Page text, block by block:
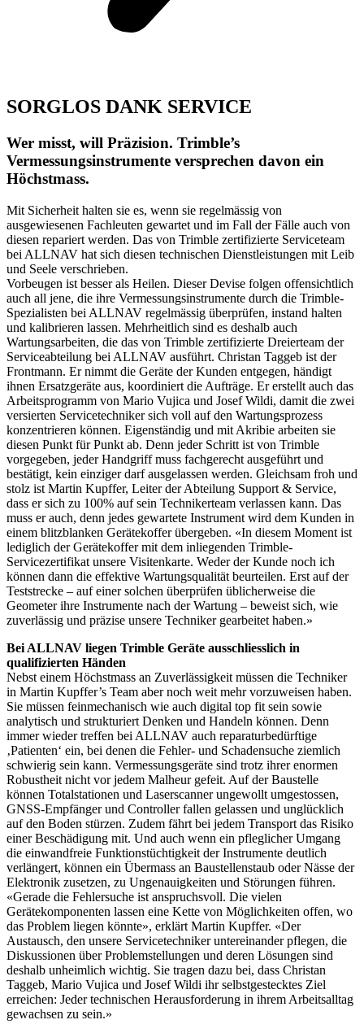
SORGLOS DANK SERVICE
Wer misst, will Präzision. Trimble’s
Vermessungsinstrumente versprechen davon ein
Höchstmass.
Mit Sicherheit halten sie es, wenn sie regelmässig von
ausgewiesenen Fachleuten gewartet und im Fall der Fälle auch von
diesen repariert werden. Das von Trimble zertifizierte Serviceteam
bei ALLNAV hat sich diesen technischen Dienstleistungen mit Leib
und Seele verschrieben.
Vorbeugen ist besser als Heilen. Dieser Devise folgen offensichtlich
auch all jene, die ihre Vermessungsinstrumente durch die Trimble-
Spezialisten bei ALLNAV regelmässig überprüfen, instand halten
und kalibrieren lassen. Mehrheitlich sind es deshalb auch
Wartungsarbeiten, die das von Trimble zertifizierte Dreierteam der
Serviceabteilung bei ALLNAV ausführt. Christan Taggeb ist der
Frontmann. Er nimmt die Geräte der Kunden entgegen, händigt
ihnen Ersatzgeräte aus, koordiniert die Aufträge. Er erstellt auch das
Arbeitsprogramm von Mario Vujica und Josef Wildi, damit die zwei
versierten Servicetechniker sich voll auf den Wartungsprozess
konzentrieren können. Eigenständig und mit Akribie arbeiten sie
diesen Punkt für Punkt ab. Denn jeder Schritt ist von Trimble
vorgegeben, jeder Handgriff muss fachgerecht ausgeführt und
bestätigt, kein einziger darf ausgelassen werden. Gleichsam froh und
stolz ist Martin Kupffer, Leiter der Abteilung Support & Service,
dass er sich zu 100% auf sein Technikerteam verlassen kann. Das
muss er auch, denn jedes gewartete Instrument wird dem Kunden in
einem blitzblanken Gerätekoffer übergeben. «In diesem Moment ist
lediglich der Gerätekoffer mit dem inliegenden Trimble-
Servicezertifikat unsere Visitenkarte. Weder der Kunde noch ich
können dann die effektive Wartungsqualität beurteilen. Erst auf der
Teststrecke – auf einer solchen überprüfen üblicherweise die
Geometer ihre Instrumente nach der Wartung – beweist sich, wie
zuverlässig und präzise unsere Techniker gearbeitet haben.»
Bei ALLNAV liegen Trimble Geräte ausschliesslich in
qualifizierten Händen
Nebst einem Höchstmass an Zuverlässigkeit müssen die Techniker
in Martin Kupffer’s Team aber noch weit mehr vorzuweisen haben.
Sie müssen feinmechanisch wie auch digital top fit sein sowie
analytisch und strukturiert Denken und Handeln können. Denn
immer wieder treffen bei ALLNAV auch reparaturbedürftige
‚Patienten‘ ein, bei denen die Fehler- und Schadensuche ziemlich
schwierig sein kann. Vermessungsgeräte sind trotz ihrer enormen
Robustheit nicht vor jedem Malheur gefeit. Auf der Baustelle
können Totalstationen und Laserscanner ungewollt umgestossen,
GNSS-Empfänger und Controller fallen gelassen und unglücklich
auf den Boden stürzen. Zudem fährt bei jedem Transport das Risiko
einer Beschädigung mit. Und auch wenn ein pfleglicher Umgang
die einwandfreie Funktionstüchtigkeit der Instrumente deutlich
verlängert, können ein Übermass an Baustellenstaub oder Nässe der
Elektronik zusetzen, zu Ungenauigkeiten und Störungen führen.
«Gerade die Fehlersuche ist anspruchsvoll. Die vielen
Gerätekomponenten lassen eine Kette von Möglichkeiten offen, wo
das Problem liegen könnte», erklärt Martin Kupffer. «Der
Austausch, den unsere Servicetechniker untereinander pflegen, die
Diskussionen über Problemstellungen und deren Lösungen sind
deshalb unheimlich wichtig. Sie tragen dazu bei, dass Christan
Taggeb, Mario Vujica und Josef Wildi ihr selbstgestecktes Ziel
erreichen: Jeder technischen Herausforderung in ihrem Arbeitsalltag
gewachsen zu sein.»